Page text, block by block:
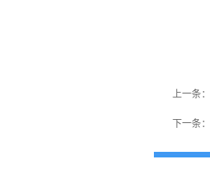
上一条：
下一条：